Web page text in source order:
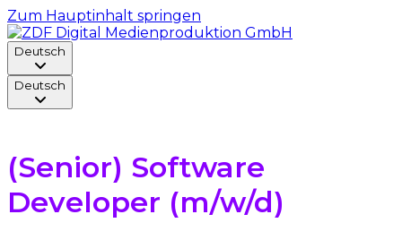
Zum Hauptinhalt springen
Deutsch
Deutsch
(Senior) Software
Developer (m/w/d)